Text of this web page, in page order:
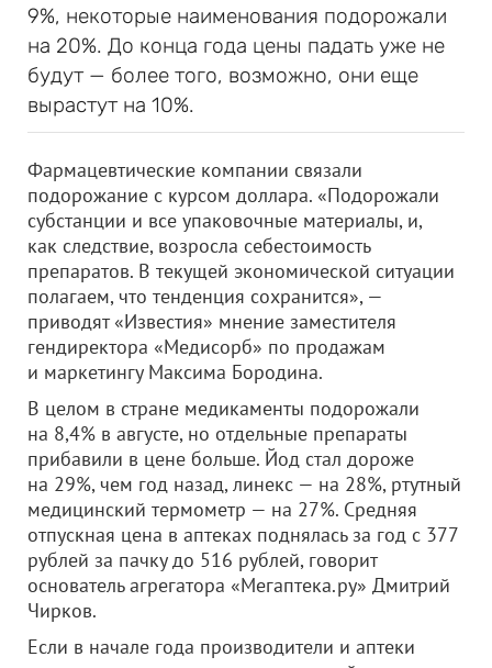
9%, некоторые наименования подорожали
на 20%. До конца года цены падать уже не
будут — более того, возможно, они еще
вырастут на 10%.
Фармацевтические компании связали
подорожание с курсом доллара. «Подорожали
субстанции и все упаковочные материалы, и,
как следствие, возросла себестоимость
препаратов.​ В текущей экономической ситуации
полагаем, что тенденция сохранится», —
приводят «Известия» мнение заместителя
гендиректора «Медисорб» по продажам
и маркетингу Максима Бородина.
В целом в стране медикаменты подорожали
на 8,4% в августе, но отдельные препараты
прибавили в цене больше. Йод стал дороже
на 29%, чем год назад, линекс — на 28%, ртутный
медицинский термометр — на 27%. Средняя
отпускная цена в аптеках поднялась за год с 377
рублей за пачку до 516 рублей, говорит
основатель агрегатора «Мегаптека.ру» Дмитрий
Чирков.
Если в начале года производители и аптеки